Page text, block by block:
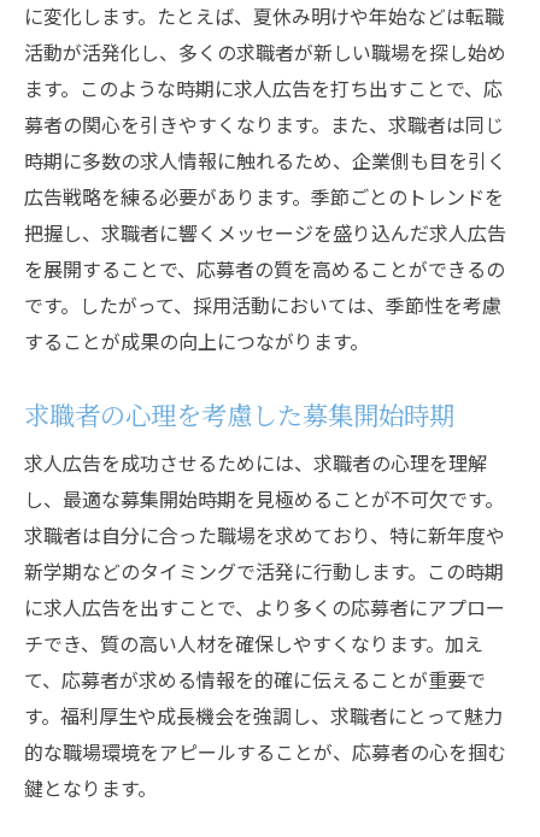
に変化します。たとえば、夏休み明けや年始などは転職
活動が活発化し、多くの求職者が新しい職場を探し始め
ます。このような時期に求人広告を打ち出すことで、応
募者の関心を引きやすくなります。また、求職者は同じ
時期に多数の求人情報に触れるため、企業側も目を引く
広告戦略を練る必要があります。季節ごとのトレンドを
把握し、求職者に響くメッセージを盛り込んだ求人広告
を展開することで、応募者の質を高めることができるの
です。したがって、採用活動においては、季節性を考慮
することが成果の向上につながります。
求職者の心理を考慮した募集開始時期
求人広告を成功させるためには、求職者の心理を理解
し、最適な募集開始時期を見極めることが不可欠です。
求職者は自分に合った職場を求めており、特に新年度や
新学期などのタイミングで活発に行動します。この時期
に求人広告を出すことで、より多くの応募者にアプロー
チでき、質の高い人材を確保しやすくなります。加え
て、応募者が求める情報を的確に伝えることが重要で
す。福利厚生や成長機会を強調し、求職者にとって魅力
的な職場環境をアピールすることが、応募者の心を掴む
鍵となります。